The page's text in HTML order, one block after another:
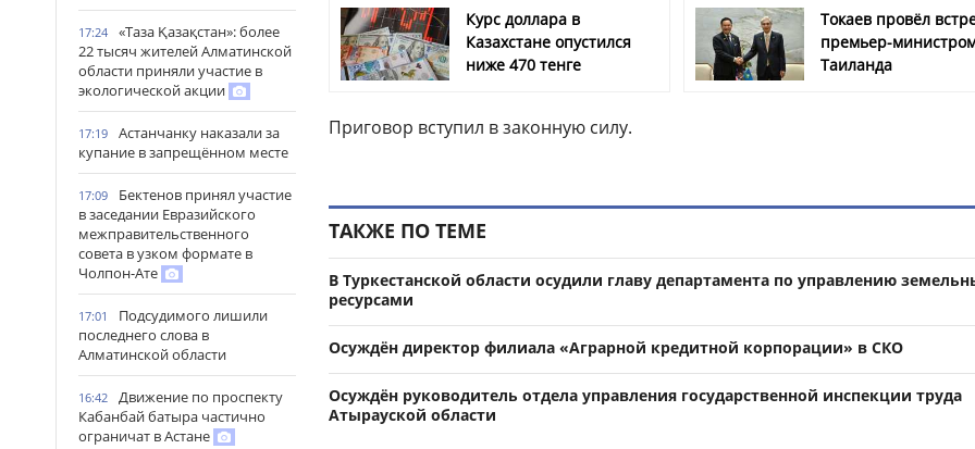
17:24
«Таза Қазақстан»: более
22 тысяч жителей Алматинской
области приняли участие в
экологической акции
17:19
Астанчанку наказали за
купание в запрещённом месте
17:09
Бектенов принял участие
в заседании Евразийского
межправительственного
совета в узком формате в
Чолпон-Ате
17:01
Подсудимого лишили
последнего слова в
Алматинской области
16:42
Движение по проспекту
Кабанбай батыра частично
ограничат в Астане
Курс доллара в
Казахстане опустился
ниже 470 тенге
Токаев провёл
премьер-
Таиланда
Приговор вступил в законную силу.
ТАКЖЕ ПО ТЕМЕ
В Туркестанской области осудили главу департамента по управлению
ресурсами
Осуждён директор филиала «Аграрной кредитной корпорации» в СКО
Осуждён руководитель отдела управления государственной инспекции труда
Атырауской области